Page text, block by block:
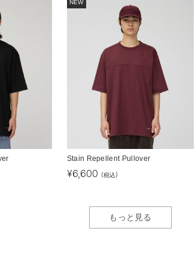
NEW
Stain Repellent Pullover
¥6,600 (税込)
もっと見る